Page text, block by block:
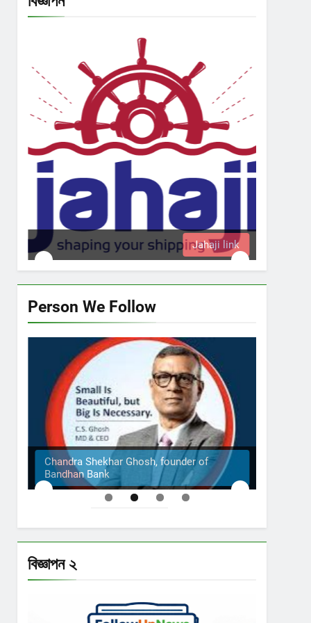
Jahaji link
Person We Follow
Chandra Shekhar Ghosh, founder of
Bandhan Bank
বিজ্ঞাপন ২